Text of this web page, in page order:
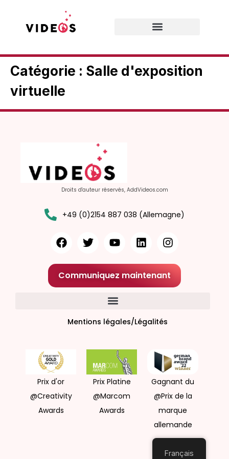
Catégorie : Salle d'exposition
virtuelle
Droits d'auteur réservés, AddVideos.com
+49 (0)2154 887 038 (Allemagne)
Communiquez maintenant
Mentions légales/Légalités
Prix d'or
@Creativity
Awards
Prix Platine
@Marcom
Awards
Gagnant du
@Prix de la
marque
allemande
Français